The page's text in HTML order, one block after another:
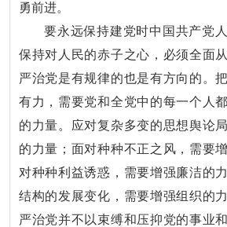
勇前进。
要永远保持建党时中国共产党
保持对人民的赤子之心，必须全面
严治党是有规律的也是有方向的。
有力，需要党和全党中的每一个人
的力量。应对复杂多变的思想舆论
的力量；面对种种不正之风，需要
对种种利益诱惑，需要增强廉洁的
结构的发展变化，需要增强组织的
严治党并不以束缚和压抑党的事业